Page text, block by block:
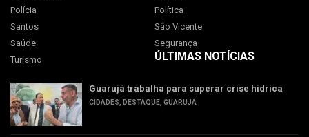
Polícia
Política
Santos
São Vicente
Saúde
Segurança
Turismo
ÚLTIMAS NOTÍCIAS
Guarujá trabalha para superar crise hídrica
CIDADES, DESTAQUE, GUARUJÁ